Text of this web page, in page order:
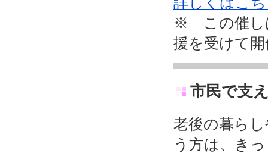
※ この催し
援を受けて
市民で支
老後の暮ら
う方は、き